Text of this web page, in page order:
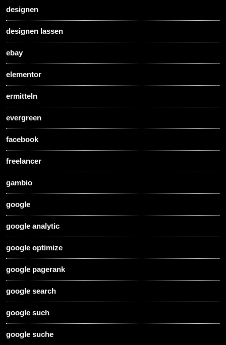
designen
designen lassen
ebay
elementor
ermitteln
evergreen
facebook
freelancer
gambio
google
google analytic
google optimize
google pagerank
google search
google such
google suche